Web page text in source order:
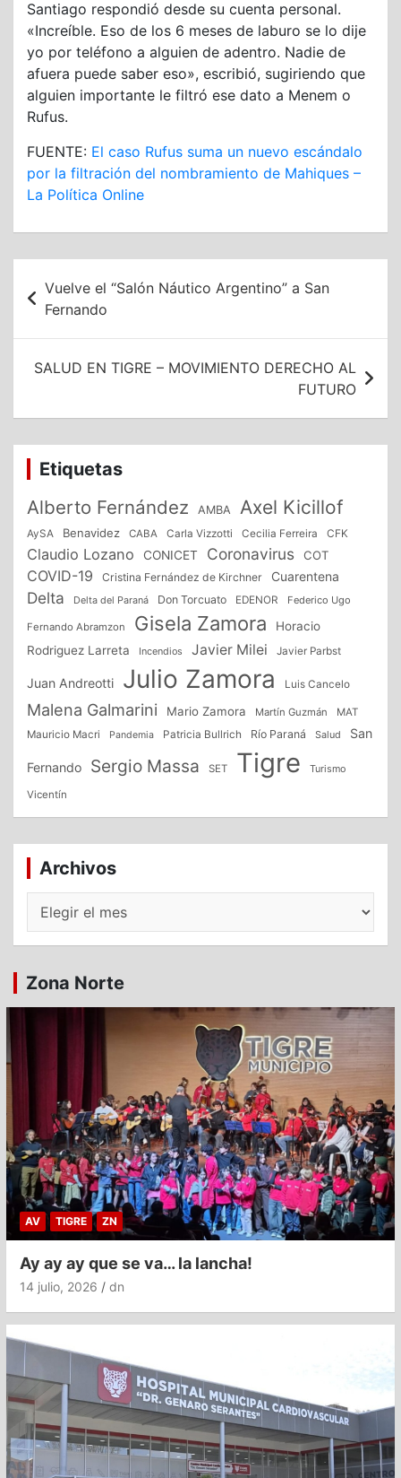
Santiago respondió desde su cuenta personal.
«Increíble. Eso de los 6 meses de laburo se lo dije
yo por teléfono a alguien de adentro. Nadie de
afuera puede saber eso», escribió, sugiriendo que
alguien importante le filtró ese dato a Menem o
Rufus.
FUENTE: El caso Rufus suma un nuevo escándalo
por la filtración del nombramiento de Mahiques –
La Política Online
Navegación
de
entradas
Vuelve el “Salón Náutico Argentino” a San
Fernando
SALUD EN TIGRE – MOVIMIENTO DERECHO AL
FUTURO
Etiquetas
Alberto Fernández AMBA Axel Kicillof
AySA Benavidez CABA Carla Vizzotti Cecilia Ferreira CFK
Claudio Lozano CONICET Coronavirus COT
COVID-19 Cristina Fernández de Kirchner Cuarentena
Delta Delta del Paraná Don Torcuato EDENOR Federico Ugo
Fernando Abramzon Gisela Zamora
Horacio
Rodriguez Larreta
Incendios Javier Milei Javier Parbst
Juan Andreotti Julio Zamora Luis Cancelo
Malena Galmarini Mario Zamora Martín Guzmán
MAT
Mauricio Macri
Pandemia Patricia Bullrich Río Paraná Salud San
Fernando Sergio Massa SET Tigre Turismo
Vicentín
Archivos
Zona Norte
AV TIGRE ZN
Ay ay ay que se va… la lancha!
14 julio, 2026 dn